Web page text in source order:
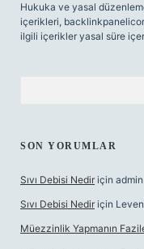
Hukuka ve yasal
içerikleri,
ilgili içerikler yasal süre
SON YORUMLAR
Sıvı Debisi Nedir için admin
Sıvı Debisi Nedir için
Müezzinlik Yapmanın